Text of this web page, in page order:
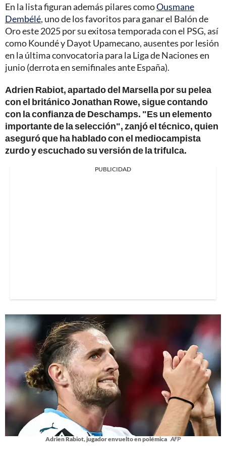
En la lista figuran además pilares comoOusmane
Dembélé, uno de los favoritos para ganar el Balón de
Oro este 2025 por su exitosa temporada con el PSG, así
como Koundé y Dayot Upamecano, ausentes por lesión
en la última convocatoria para la Liga de Naciones en
junio (derrota en semifinales ante España).
Adrien Rabiot, apartado del Marsella por su pelea
con el británico Jonathan Rowe, sigue contando
con la confianza de Deschamps. "Es un elemento
importante de la selección", zanjó el técnico, quien
aseguró que ha hablado con el mediocampista
zurdo y escuchado su versión de la trifulca.
PUBLICIDAD
Adrien Rabiot, jugador envuelto en polémica AFP